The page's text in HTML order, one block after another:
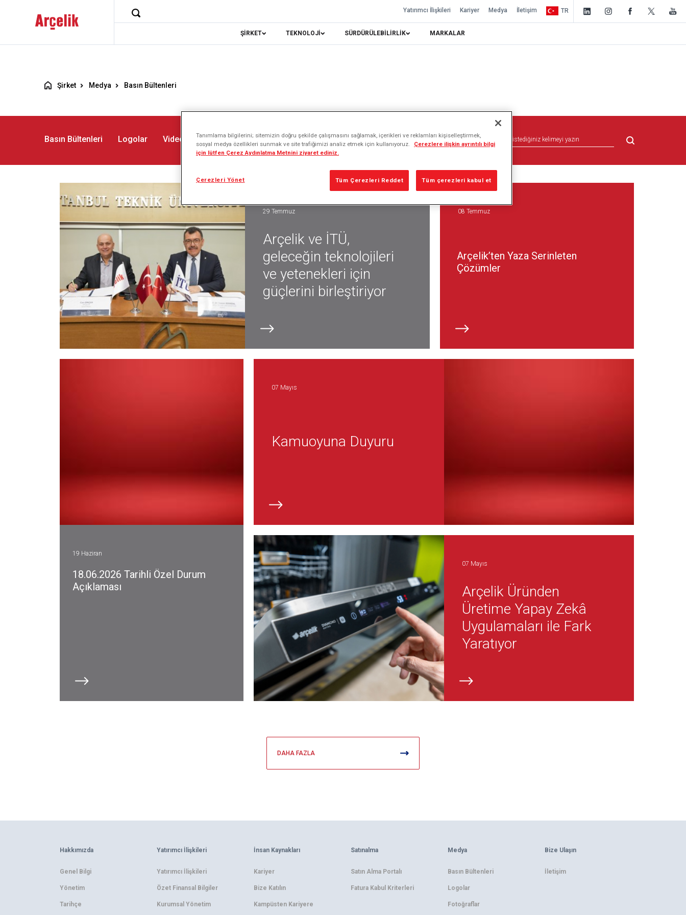
Yatırımcı İlişkileri Kariyer Medya İletişim TR
ŞİRKET TEKNOLOJİ SÜRDÜRÜLEBİLİRLİK MARKALAR
Şirket Medya Basın Bültenleri
Basın Bültenleri Logolar Videolar Fotoğraflar
29 Temmuz
Arçelik ve İTÜ,
geleceğin teknolojileri
ve yetenekleri için
güçlerini birleştiriyor
08 Temmuz
Arçelik’ten Yaza Serinleten
Çözümler
19 Haziran
18.06.2026 Tarihli Özel Durum
Açıklaması
07 Mayıs
Kamuoyuna Duyuru
07 Mayıs
Arçelik Üründen
Üretime Yapay Zekâ
Uygulamaları ile Fark
Yaratıyor
DAHA FAZLA
Hakkımızda
Genel Bilgi
Yönetim
Tarihçe
Yatırımcı İlişkileri
Yatırımcı İlişkileri
Özet Finansal Bilgiler
Kurumsal Yönetim
İnsan Kaynakları
Kariyer
Bize Katılın
Kampüsten Kariyere
Satınalma
Satın Alma Portalı
Fatura Kabul Kriterleri
Medya
Basın Bültenleri
Logolar
Fotoğraflar
Bize Ulaşın
İletişim
Tanımlama bilgilerini; sitemizin doğru şekilde çalışmasını sağlamak, içerikleri ve reklamları kişiselleştirmek,
sosyal medya özellikleri sunmak ve site trafiğimizi analiz etmek için kullanıyoruz.
Çerezlere ilişkin ayrıntılı bilgi
için lütfen Çerez Aydınlatma Metnini ziyaret ediniz.
Tüm Çerezleri Reddet Tüm çerezleri kabul et
Çerezleri Yönet